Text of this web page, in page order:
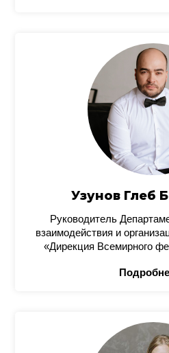
Узунов Глеб
Руководитель
взаимодействия и
«Дирекция Всемирного